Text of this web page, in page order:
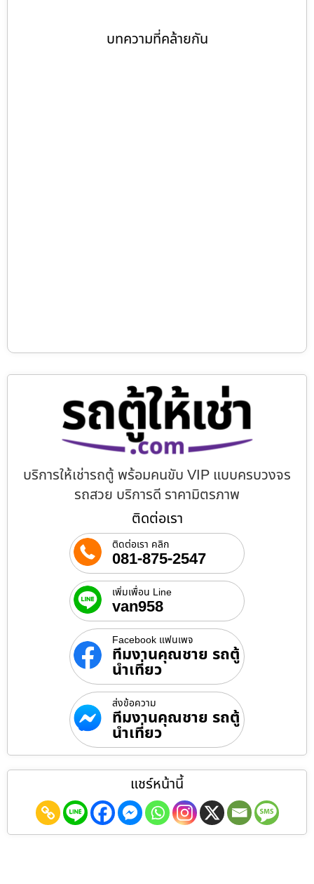
บทความที่คล้ายกัน
บริการให้เช่ารถตู้ พร้อมคนขับ VIP แบบครบวงจร
รถสวย บริการดี ราคามิตรภาพ
ติดต่อเรา
ติดต่อเรา คลิก
081-875-2547
เพิ่มเพื่อน Line
van958
Facebook แฟนเพจ
ทีมงานคุณชาย รถตู้
นำเที่ยว
ส่งข้อความ
ทีมงานคุณชาย รถตู้
นำเที่ยว
แชร์หน้านี้